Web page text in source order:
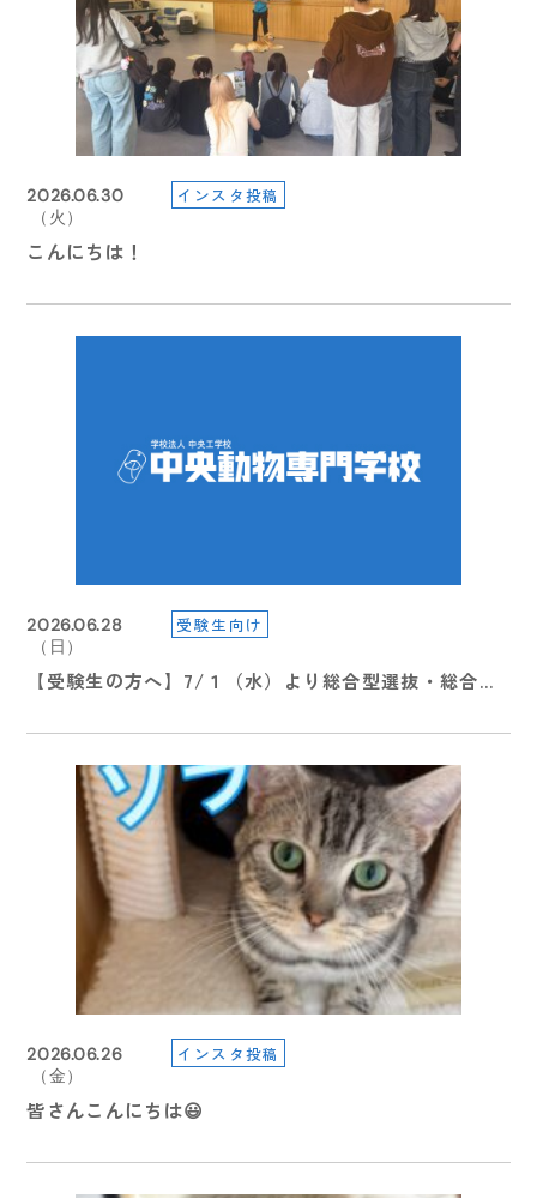
2026.06.30
（火）
インスタ投稿
こんにちは！
2026.06.28
（日）
受験生向け
【受験生の方へ】7/１（水）より総合型選抜・総合型
2026.06.26
（金）
インスタ投稿
皆さんこんにちは😃